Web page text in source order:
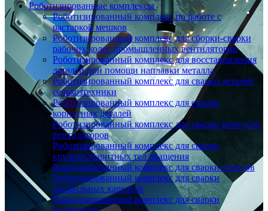
Роботизированные комплексы
Роботизированный комплекс по работе с
растаркой мешков
Роботизированный комплекс для сборки-сварки
рабочих колес промышленных вентиляторов
Роботизированный комплекс для восстановления
деталей при помощи наплавки металла
Роботизированный комплекс для сварки деталей
сельхозтехники
Роботизированный комплекс для сварки
корпусных деталей
Роботизированный комплекс для сварки корпусов
вентиляторов
Роботизированный комплекс для сварки
крупногабаритных тел вращения
Роботизированный комплекс для сварки отводов
Роботизированный комплекс для сварки
профильных каркасов
Роботизированный комплекс для сварки